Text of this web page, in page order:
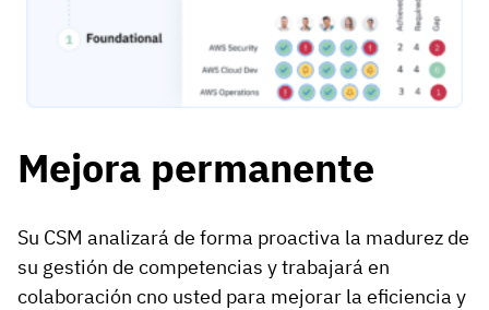
Mejora permanente
Su CSM analizará de forma proactiva la madurez de
su gestión de competencias y trabajará en
colaboración cno usted para mejorar la eficiencia y